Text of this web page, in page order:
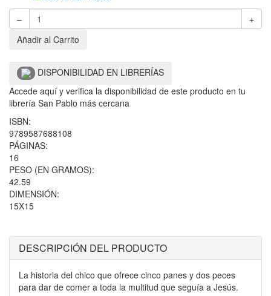
–
+
Añadir al Carrito
DISPONIBILIDAD EN LIBRERÍAS
Accede aquí y verifica la disponibilidad de este producto en tu
librería San Pablo más cercana
ISBN:
9789587688108
PÁGINAS:
16
PESO (EN GRAMOS):
42.59
DIMENSIÓN:
15X15
DESCRIPCIÓN DEL PRODUCTO
La historia del chico que ofrece cinco panes y dos peces
para dar de comer a toda la multitud que seguía a Jesús.